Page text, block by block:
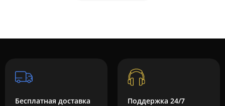
Бесплатная доставка Поддержка 24/7